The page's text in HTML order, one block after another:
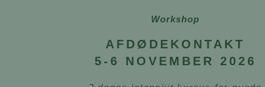
Workshop
AFDØDEKONTAKT
5-6 NOVEMBER 2026